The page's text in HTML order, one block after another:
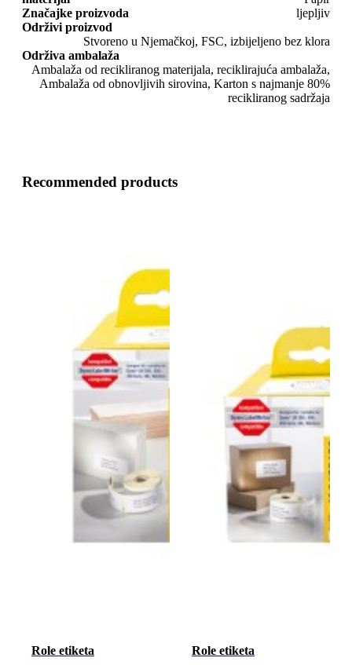
Značajke proizvoda
ljepljiv
Održivi proizvod
Stvoreno u Njemačkoj, FSC, izbijeljeno bez klora
Održiva ambalaža
Ambalaža od recikliranog materijala, reciklirajuća ambalaža,
Ambalaža od obnovljivih sirovina, Karton s najmanje 80%
recikliranog sadržaja
Recommended products
Role etiketa
Role etiketa